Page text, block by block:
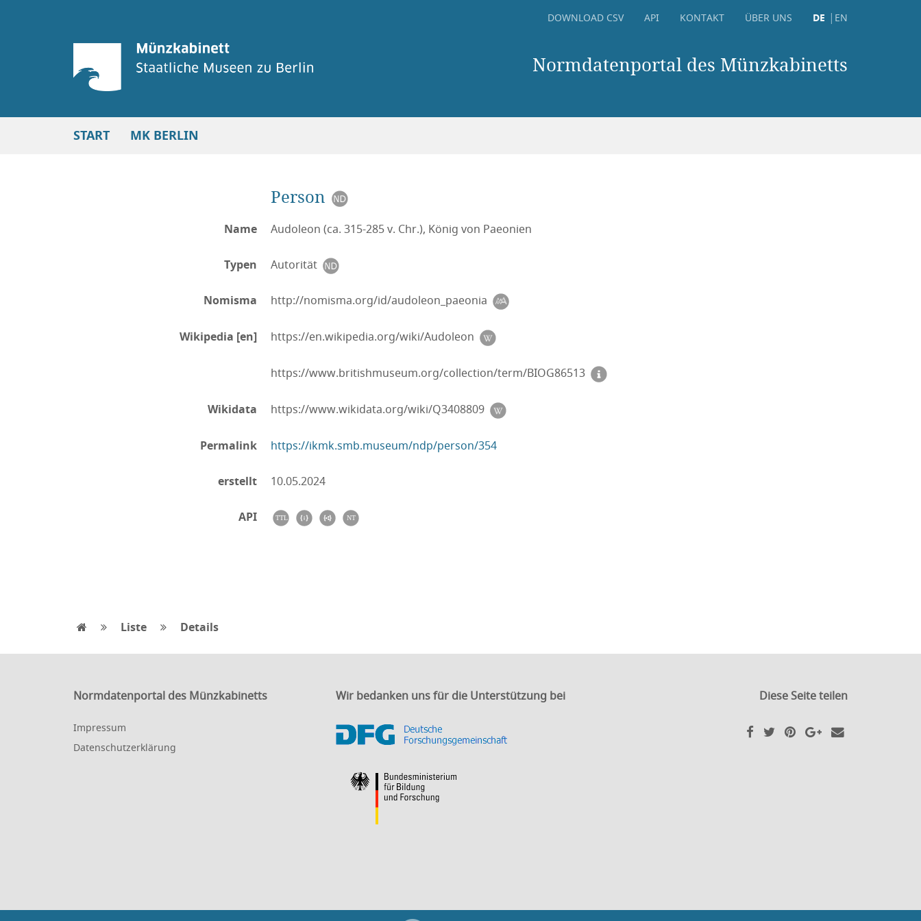
DOWNLOAD CSV API KONTAKT ÜBER UNS DE EN
Normdatenportal des Münzkabinetts
START MK BERLIN
Person
Name Audoleon (ca. 315-285 v. Chr.), König von Paeonien
Typen Autorität
Nomisma http://nomisma.org/id/audoleon_paeonia
Wikipedia [en] https://en.wikipedia.org/wiki/Audoleon
https://www.britishmuseum.org/collection/term/BIOG86513
Wikidata https://www.wikidata.org/wiki/Q3408809
Permalink https://ikmk.smb.museum/ndp/person/354
erstellt 10.05.2024
API
Liste Details
Normdatenportal des Münzkabinetts
Impressum
Datenschutzerklärung
Wir bedanken uns für die Unterstützung bei Diese Seite teilen